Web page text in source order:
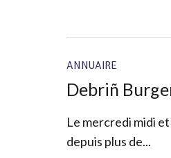
ANNUAIRE
Debriñ
Le mercredi midi
depuis plus de...